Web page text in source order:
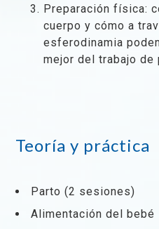
Preparación física:
cuerpo y cómo a
esferodinamia
mejor del trabajo de
Teoría y práctica
Parto (2 sesiones)
Alimentación del bebé